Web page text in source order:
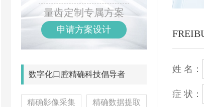
量齿定制专属方案
申请方案设计
数字化口腔精确科技倡导者
精确影像采集 精确数据提取
姓 名：
症 状：